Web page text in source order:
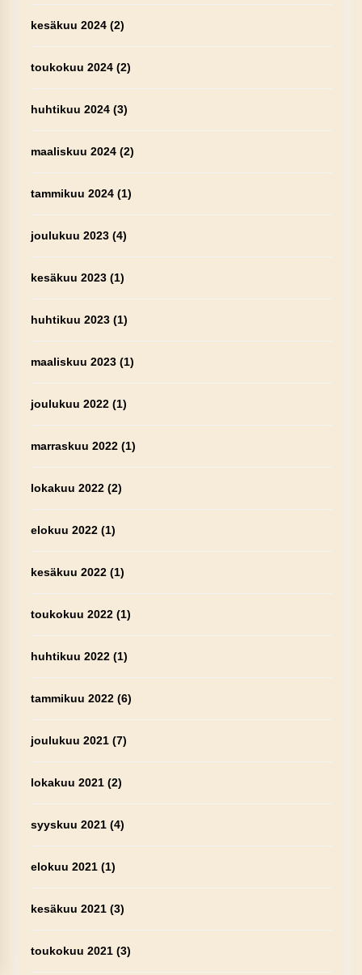
kesäkuu 2024(2)
toukokuu 2024(2)
huhtikuu 2024(3)
maaliskuu 2024(2)
tammikuu 2024(1)
joulukuu 2023(4)
kesäkuu 2023(1)
huhtikuu 2023(1)
maaliskuu 2023(1)
joulukuu 2022(1)
marraskuu 2022(1)
lokakuu 2022(2)
elokuu 2022(1)
kesäkuu 2022(1)
toukokuu 2022(1)
huhtikuu 2022(1)
tammikuu 2022(6)
joulukuu 2021(7)
lokakuu 2021(2)
syyskuu 2021(4)
elokuu 2021(1)
kesäkuu 2021(3)
toukokuu 2021(3)